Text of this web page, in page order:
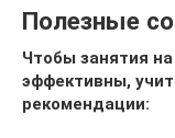
Полезные
Чтобы занятия
эффективны,
рекомендации: